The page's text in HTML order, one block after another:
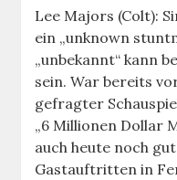
Lee Majors (Colt):
ein „unknown
„unbekannt“ kann
sein. War bereits
gefragter
„6 Millionen Dollar
auch heute noch
Gastauftritten in